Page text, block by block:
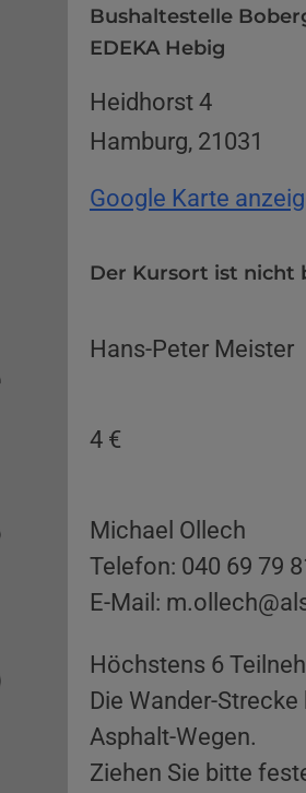
Bushaltestelle
EDEKA Hebig
Heidhorst 4
Hamburg, 21031
Google Karte
Der Kursort ist nicht
Hans-Peter Meister
4 €
Michael Ollech
Telefon: 040 69 79
E-Mail:
Höchstens 6
Die Wander-
Asphalt-Wegen.
Ziehen Sie bitte